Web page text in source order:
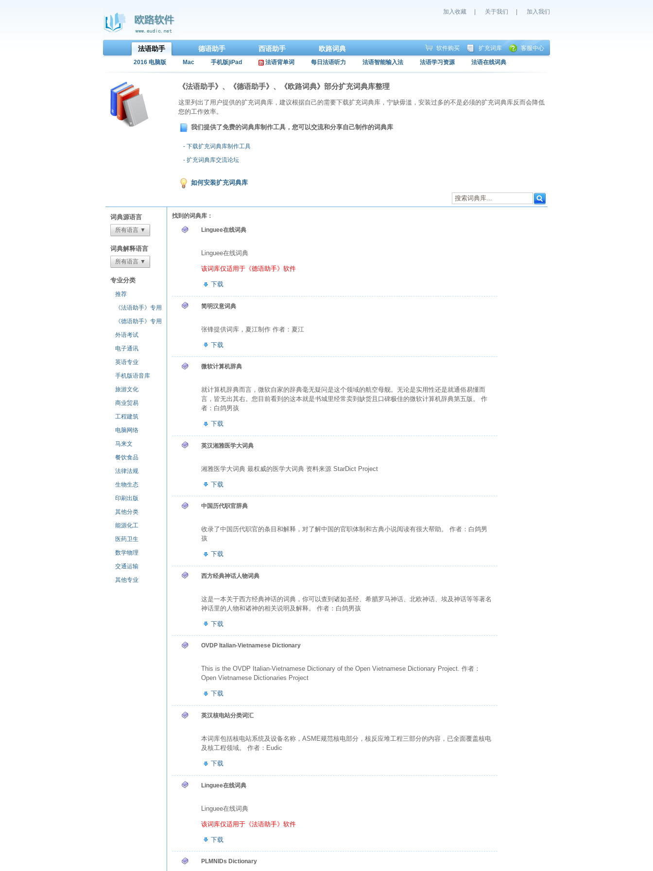
加入收藏 关于我们 加入我们
法语助手 德语助手 西语助手 欧路词典 软件购买 扩充词库 客服中心
2016 电脑版 Mac 手机版|iPad 法语背单词 每日法语听力 法语智能输入法 法语学习资源 法语在线词典
《法语助手》、《德语助手》、《欧路词典》部分扩充词典库整理
这里列出了用户提供的扩充词典库，建议根据自己的需要下载扩充词典库，宁缺毋滥，安装过多的不是必须的扩充词典库反而会降低
您的工作效率。
我们提供了免费的词典库制作工具，您可以交流和分享自己制作的词典库
- 下载扩充词典库制作工具
- 扩充词典库交流论坛
如何安装扩充词典库
词典源语言
所有语言 ▼
词典解释语言
所有语言 ▼
专业分类
推荐
《法语助手》专用
《德语助手》专用
外语考试
电子通讯
英语专业
手机版语音库
旅游文化
商业贸易
工程建筑
电脑网络
马来文
餐饮食品
法律法规
生物生态
印刷出版
其他分类
能源化工
医药卫生
数学物理
交通运输
其他专业
找到的词典库：
Linguee在线词典
Linguee在线词典
该词库仅适用于《德语助手》软件
下载
简明汉意词典
张锋提供词库，夏江制作 作者：夏江
下载
微软计算机辞典
就计算机辞典而言，微软自家的辞典毫无疑问是这个领域的航空母舰。无论是实用性还是就通俗易懂而
言，皆无出其右。您目前看到的这本就是书城里经常卖到缺货且口碑极佳的微软计算机辞典第五版。 作
者：白鸽男孩
下载
英汉湘雅医学大词典
湘雅医学大词典 最权威的医学大词典 资料来源 StarDict Project
下载
中国历代职官辞典
收录了中国历代职官的条目和解释，对了解中国的官职体制和古典小说阅读有很大帮助。 作者：白鸽男
孩
下载
西方经典神话人物词典
这是一本关于西方经典神话的词典，你可以查到诸如圣经、希腊罗马神话、北欧神话、埃及神话等等著名
神话里的人物和诸神的相关说明及解释。 作者：白鸽男孩
下载
OVDP Italian-Vietnamese Dictionary
This is the OVDP Italian-Vietnamese Dictionary of the Open Vietnamese Dictionary Project. 作者：
Open Vietnamese Dictionaries Project
下载
英汉核电站分类词汇
本词库包括核电站系统及设备名称，ASME规范核电部分，核反应堆工程三部分的内容，已全面覆盖核电
及核工程领域。 作者：Eudic
下载
Linguee在线词典
Linguee在线词典
该词库仅适用于《法语助手》软件
下载
PLMNIDs Dictionary